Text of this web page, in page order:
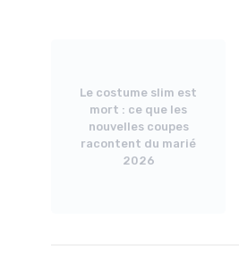
Le costume slim est
mort : ce que les
nouvelles coupes
racontent du marié
2026